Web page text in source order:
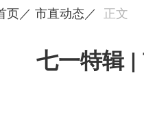
页／ 市直动态／ 正文
七一特辑